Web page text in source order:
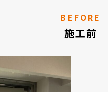
BEFORE
施工前